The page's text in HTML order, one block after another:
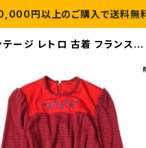
円以上のご購入で送料無
テージ レトロ 古着 フランス製
ス 黒 (otu2309109) | 古着屋
RAINBOW